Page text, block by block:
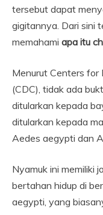
tersebut dapat
gigitannya. Dari sini
memahami apa itu
Menurut Centers for
(CDC), tidak ada
ditularkan kepada
ditularkan kepada
Aedes aegypti dan
Nyamuk ini memiliki
bertahan hidup di
aegypti, yang